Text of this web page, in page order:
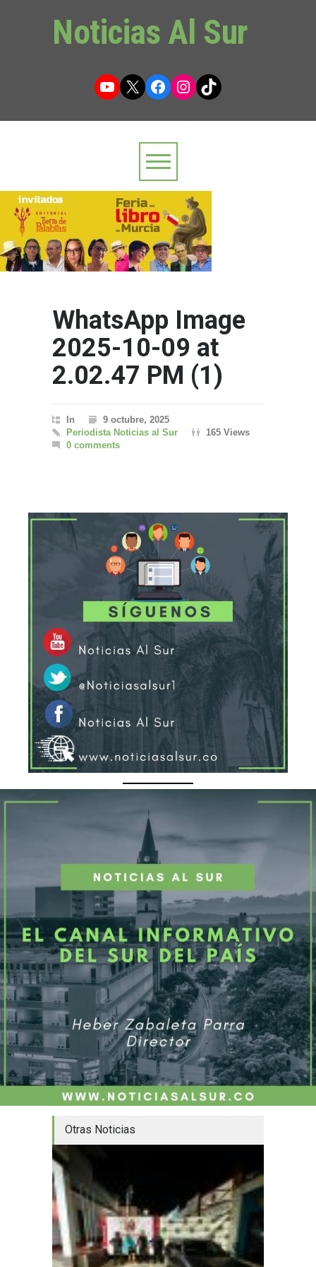
Noticias Al Sur
YouTube
X Facebook
Instagram
TikTok
WhatsApp Image
2025-10-09 at
2.02.47 PM (1)
In
9 octubre, 2025
Periodista Noticias al Sur
165 Views
0 comments
Otras Noticias